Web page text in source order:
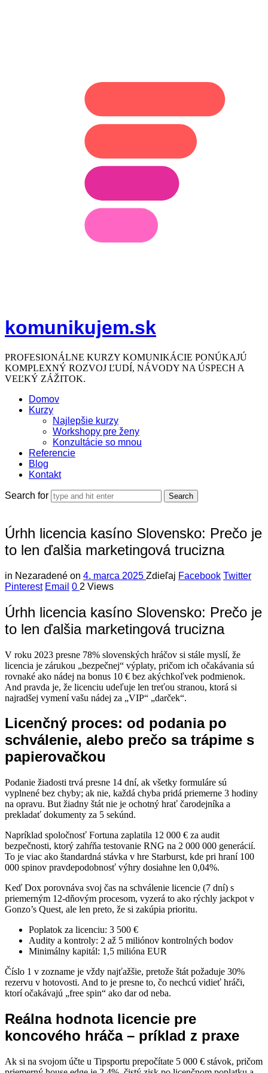
komunikujem.sk
PROFESIONÁLNE KURZY KOMUNIKÁCIE PONÚKAJÚ
KOMPLEXNÝ ROZVOJ ĽUDÍ, NÁVODY NA ÚSPECH A
VEĽKÝ ZÁŽITOK.
Domov
Kurzy
Najlepšie kurzy
Workshopy pre ženy
Konzultácie so mnou
Referencie
Blog
Kontakt
Search for
Úrhh licencia kasíno Slovensko: Prečo je
to len ďalšia marketingová trucizna
in Nezaradené on 4. marca 2025 Zdieľaj Facebook Twitter
Pinterest Email 0 2 Views
Úrhh licencia kasíno Slovensko: Prečo je
to len ďalšia marketingová trucizna
V roku 2023 presne 78% slovenských hráčov si stále myslí, že
licencia je zárukou „bezpečnej“ výplaty, pričom ich očakávania sú
rovnaké ako nádej na bonus 10 € bez akýchkoľvek podmienok.
And pravda je, že licenciu udeľuje len treťou stranou, ktorá si
najradšej vymení vašu nádej za „VIP“ „darček“.
Licenčný proces: od podania po
schválenie, alebo prečo sa trápime s
papierovačkou
Podanie žiadosti trvá presne 14 dní, ak všetky formuláre sú
vyplnené bez chyby; ak nie, každá chyba pridá priemerne 3 hodiny
na opravu. But žiadny štát nie je ochotný hrať čarodejníka a
prekladať dokumenty za 5 sekúnd.
Napríklad spoločnosť Fortuna zaplatila 12 000 € za audit
bezpečnosti, ktorý zahŕňa testovanie RNG na 2 000 000 generácií.
To je viac ako štandardná stávka v hre Starburst, kde pri hraní 100
000 spinov pravdepodobnosť výhry dosiahne len 0,04%.
Keď Dox porovnáva svoj čas na schválenie licencie (7 dní) s
priemerným 12-dňovým procesom, vyzerá to ako rýchly jackpot v
Gonzo’s Quest, ale len preto, že si zakúpia prioritu.
Poplatok za licenciu: 3 500 €
Audity a kontroly: 2 až 5 miliónov kontrolných bodov
Minimálny kapitál: 1,5 milióna EUR
Číslo 1 v zozname je vždy najťažšie, pretože štát požaduje 30%
rezervu v hotovosti. And to je presne to, čo nechcú vidieť hráči,
ktorí očakávajú „free spin“ ako dar od neba.
Reálna hodnota licencie pre
koncového hráča – príklad z praxe
Ak si na svojom účte u Tipsportu prepočítate 5 000 € stávok, pričom